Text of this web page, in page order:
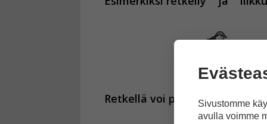
Retkellä voi poimia myös
Sivustomme
avulla voimme